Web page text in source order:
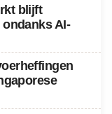
blijft
AI-